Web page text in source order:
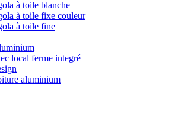
à toile blanche
à toile fixe couleur
à toile fine
local ferme integré
aluminium